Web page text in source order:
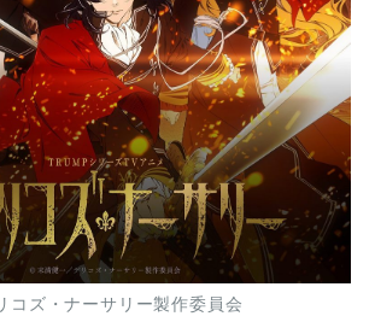
コズ・ナーサリー製作委員会